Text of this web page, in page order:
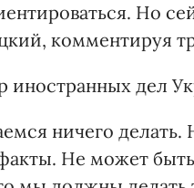
Но
комментируя
иностранных дел
ничего делать.
Не может